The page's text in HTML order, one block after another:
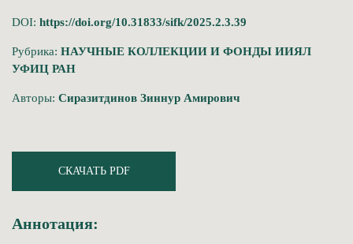
DOI: https://doi.org/10.31833/sifk/2025.2.3.39
Рубрика: НАУЧНЫЕ КОЛЛЕКЦИИ И ФОНДЫ ИИЯЛ
УФИЦ РАН
Авторы: Сиразитдинов Зиннур Амирович
СКАЧАТЬ PDF
Аннотация: